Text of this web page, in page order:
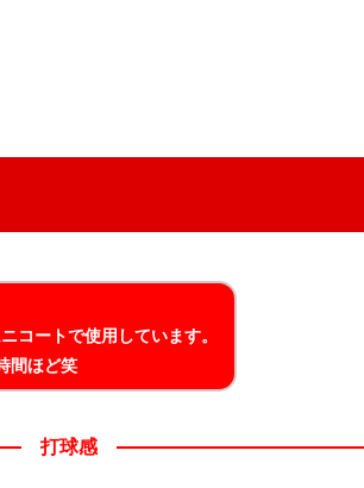
コートで使用しています。
間ほど笑
打球感